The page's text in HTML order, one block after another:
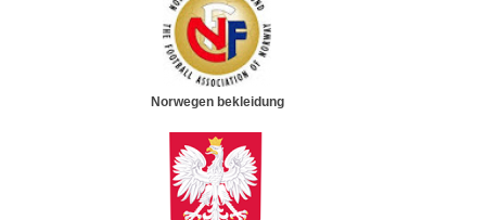
Norwegen bekleidung